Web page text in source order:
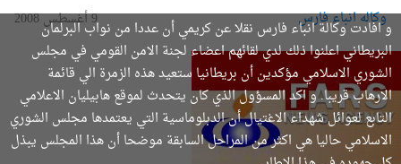
وکاله انباء فارس 9 أغسطس 2008
و افادت وكالة انباء فارس نقلا عن كريمي أن عددا من نواب البرلمان
البريطاني اعلنوا ذلك لدي لقائهم اعضاء لجنة الامن القومي في مجلس
الشوري الاسلامي مؤكدين أن بريطانيا ستعيد هذه الزمرة الي قائمة
الارهاب قريبا. و اكد المسؤول الذي كان يتحدث لموقع هابيليان الاعلامي
التابع لعوائل شهداء الاغتيال أن الدبلوماسية التي يعتمدها مجلس الشوري
الاسلامي حاليا هي اكثر من المراحل السابقة موضحا أن هذا المجلس يبذل